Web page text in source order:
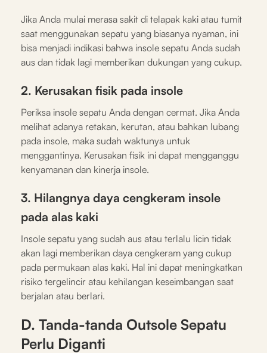
Jika Anda mulai merasa sakit di telapak kaki atau tumit
saat menggunakan sepatu yang biasanya nyaman, ini
bisa menjadi indikasi bahwa insole sepatu Anda sudah
aus dan tidak lagi memberikan dukungan yang cukup.
2. Kerusakan fisik pada insole
Periksa insole sepatu Anda dengan cermat. Jika Anda
melihat adanya retakan, kerutan, atau bahkan lubang
pada insole, maka sudah waktunya untuk
menggantinya. Kerusakan fisik ini dapat mengganggu
kenyamanan dan kinerja insole.
3. Hilangnya daya cengkeram insole
pada alas kaki
Insole sepatu yang sudah aus atau terlalu licin tidak
akan lagi memberikan daya cengkeram yang cukup
pada permukaan alas kaki. Hal ini dapat meningkatkan
risiko tergelincir atau kehilangan keseimbangan saat
berjalan atau berlari.
D. Tanda-tanda Outsole Sepatu
Perlu Diganti